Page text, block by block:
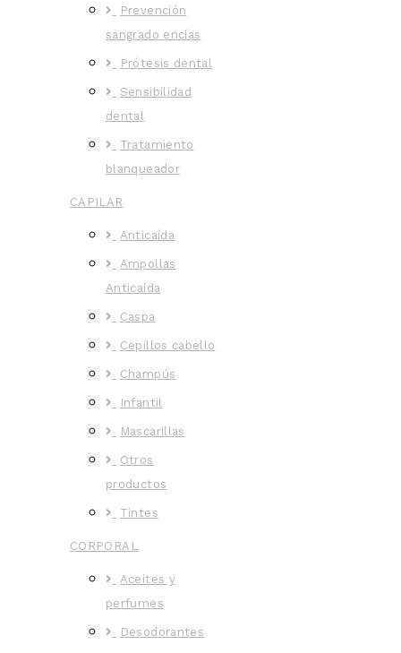
Prevención
sangrado encías
Prótesis dental
Sensibilidad
dental
Tratamiento
blanqueador
CAPILAR
Anticaída
Ampollas
Anticaída
Caspa
Cepillos cabello
Champús
Infantil
Mascarillas
Otros
productos
Tintes
CORPORAL
Aceites y
perfumes
Desodorantes